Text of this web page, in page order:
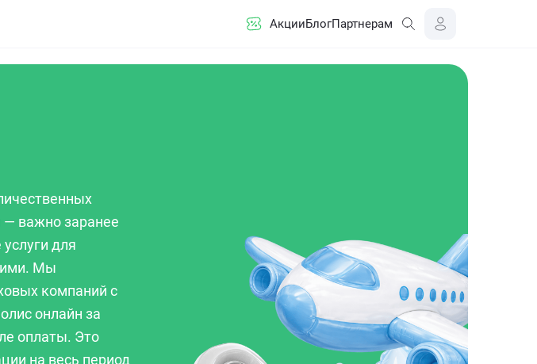
АкцииБлогПартнерам
— важно заранее
для
Мы
компаний с
онлайн за
оплаты. Это
на весь период